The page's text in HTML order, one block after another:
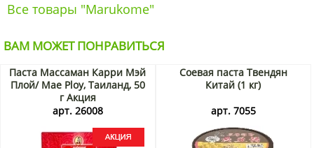
Все товары "Marukome"
ВАМ МОЖЕТ ПОНРАВИТЬСЯ
Паста Массаман Карри Мэй
Плой/ Mae Ploy, Таиланд, 50
г Акция
арт. 26008
Соевая паста Твендян
Китай (1 кг)
арт. 7055